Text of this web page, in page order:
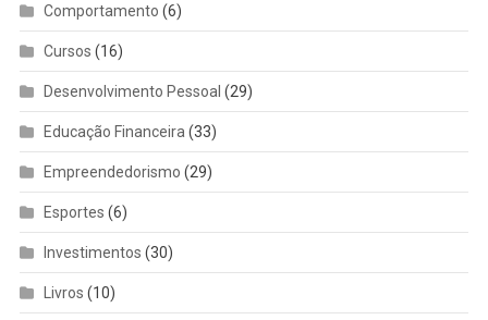
Comportamento (6)
Cursos (16)
Desenvolvimento Pessoal (29)
Educação Financeira (33)
Empreendedorismo (29)
Esportes (6)
Investimentos (30)
Livros (10)